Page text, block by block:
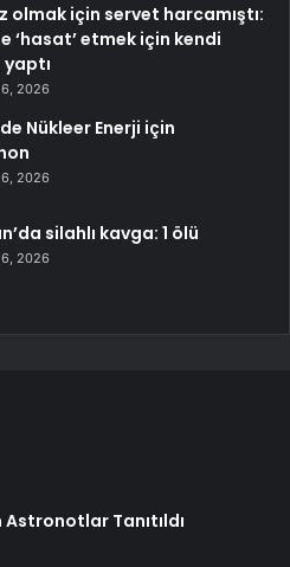
olmak için servet harcamıştı:
‘hasat’ etmek için kendi
2026
Nükleer Enerji için
2026
silahlı kavga: 1 ölü
2026
Tanıtıldı